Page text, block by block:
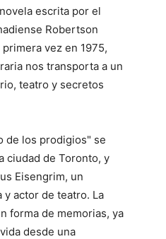
escrita por el
Robertson
vez en 1975,
nos transporta a un
teatro y secretos
de los prodigios" se
ciudad de Toronto, y
Eisengrim, un
actor de teatro. La
forma de memorias, ya
desde una